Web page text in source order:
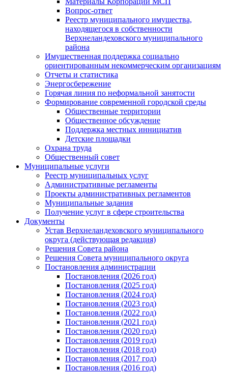
Вопрос-ответ
Реестр муниципального имущества,
находящегося в собственности
Верхнеландеховского муниципального
района
Имущественная поддержка социально
ориентированным некоммерческим организациям
Отчеты и статистика
Энергосбережение
Горячая линия по неформальной занятости
Формирование современной городской среды
Общественные территории
Общественное обсуждение
Поддержка местных иннициатив
Детские площадки
Охрана труда
Общественный совет
Муниципальные услуги
Реестр муниципальных услуг
Административные регламенты
Проекты административных регламентов
Муниципальные задания
Получение услуг в сфере строительства
Документы
Устав Верхнеландеховского муниципального
округа (действующая редакция)
Решения Совета района
Решения Совета муниципального округа
Постановления администрации
Постановления (2026 год)
Постановления (2025 год)
Постановления (2024 год)
Постановления (2023 год)
Постановления (2022 год)
Постановления (2021 год)
Постановления (2020 год)
Постановления (2019 год)
Постановления (2018 год)
Постановления (2017 год)
Постановления (2016 год)